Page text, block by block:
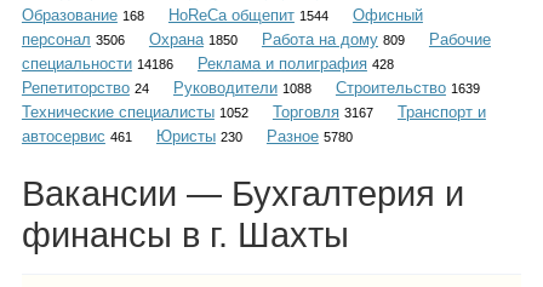
Каталог
Инфо
Образование 168 HoReCa общепит 1544
Офисный
персонал 3506 Охрана 1850 Работа на дому 809
Рабочие
специальности 14186 Реклама и полиграфия 428
Репетиторство 24 Руководители 1088 Строительство 1639
Технические специалисты 1052 Торговля 3167
Транспорт и
автосервис 461 Юристы 230 Разное 5780
Вакансии — Бухгалтерия и
финансы в г. Шахты